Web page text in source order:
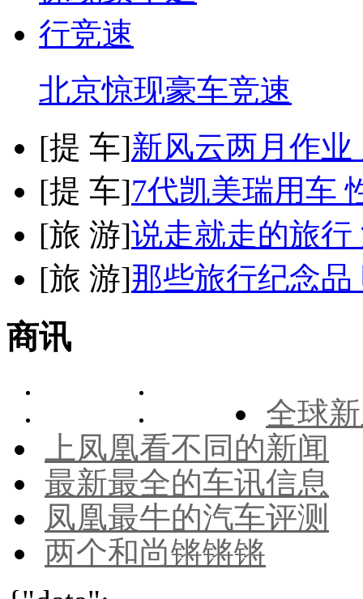
北京惊现豪车竞速
[提 车]新风云两月作
[提 车]7代凯美瑞用车
[旅 游]说走就走的旅
[旅 游]那些旅行纪念
商讯
全球
上凤凰看不同的新闻
最新最全的车讯信息
凤凰最牛的汽车评测
两个和尚锵锵锵